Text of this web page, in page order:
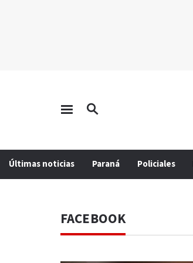
Últimas noticias Paraná Policiales
FACEBOOK